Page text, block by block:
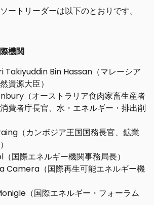
トリーダーは以下のとおりです。
機関
Takiyuddin Bin Hassan（マレーシア
資源大臣）
（オーストラリア食肉家畜生産者
費者庁長官、水・エネルギー・排出削
（カンボジア王国国務長官、鉱業
国際エネルギー機関事務局長）
Camera（国際再生可能エネルギー機
（国際エネルギー・フォーラム